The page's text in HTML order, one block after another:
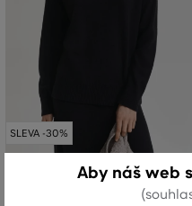
SLEVA -30%
ROLÁK GANT SUPERFINE
Aby náš web